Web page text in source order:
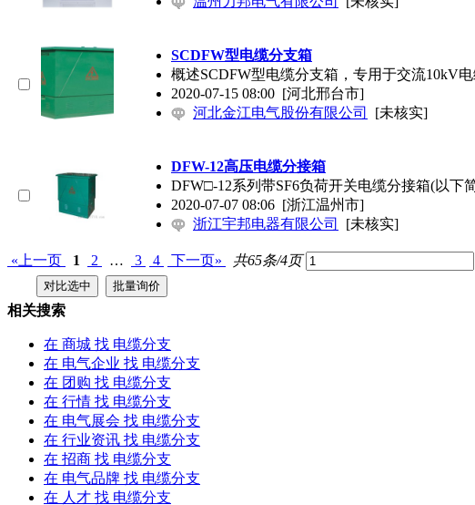
SCDFW型电缆分支箱
概述SCDFW型电缆分支箱，专用于交流10kV
2020-07-15 08:00 [河北邢台市]
河北金江电气股份有限公司
[未核实]
DFW-12高压电缆分接箱
DFW□-12系列带SF6负荷开关电缆分接箱(以下
2020-07-07 08:06 [浙江温州市]
浙江宇邦电器有限公司
[未核实]
«上一页 1 2 … 3 4 下一页» 共65条/4页
相关搜索
在 商城 找 电缆分支
在 电气企业 找 电缆分支
在 团购 找 电缆分支
在 行情 找 电缆分支
在 电气展会 找 电缆分支
在 行业资讯 找 电缆分支
在 招商 找 电缆分支
在 电气品牌 找 电缆分支
在 人才 找 电缆分支